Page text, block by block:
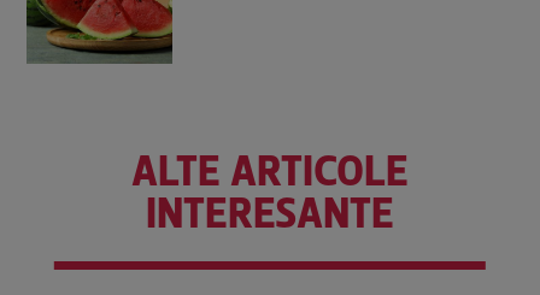
ALTE ARTICOLE
INTERESANTE